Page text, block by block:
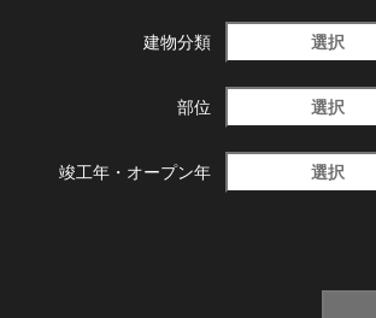
建物分類 選択
部位 選択
竣工年・ オープン年 選択